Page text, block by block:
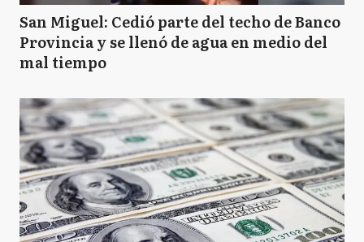
San Miguel: Cedió parte del techo de Banco
Provincia y se llenó de agua en medio del
mal tiempo